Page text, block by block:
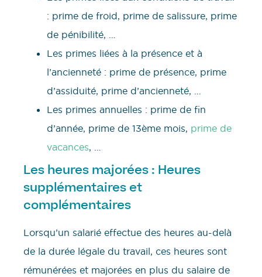
: prime de froid, prime de salissure, prime
de pénibilité, …
Les primes liées à la présence et à
l’ancienneté : prime de présence, prime
d’assiduité, prime d’ancienneté, …
Les primes annuelles : prime de fin
d’année, prime de 13ème mois, prime de
vacances, …
Les heures majorées : Heures
supplémentaires et
complémentaires
Lorsqu’un salarié effectue des heures au-delà
de la durée légale du travail, ces heures sont
rémunérées et majorées en plus du salaire de